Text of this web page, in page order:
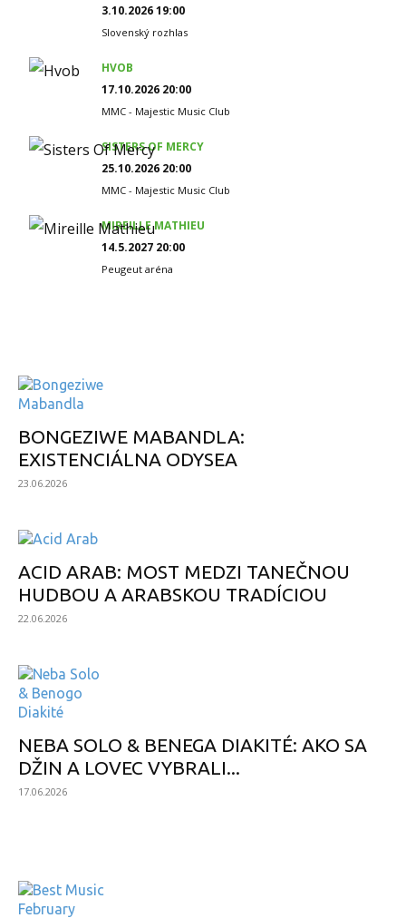
3.10.2026 19:00
Slovenský rozhlas
HVOB
17.10.2026 20:00
MMC - Majestic Music Club
SISTERS OF MERCY
25.10.2026 20:00
MMC - Majestic Music Club
MIREILLE MATHIEU
14.5.2027 20:00
Peugeut aréna
BONGEZIWE MABANDLA:
EXISTENCIÁLNA ODYSEA
23.06.2026
ACID ARAB: MOST MEDZI TANEČNOU
HUDBOU A ARABSKOU TRADÍCIOU
22.06.2026
NEBA SOLO & BENEGA DIAKITÉ: AKO SA
DŽIN A LOVEC VYBRALI...
17.06.2026